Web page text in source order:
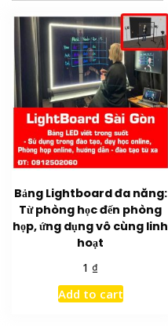
Bảng Lightboard đa năng:
Từ phòng học đến phòng
họp, ứng dụng vô cùng linh
hoạt
1 ₫
Add to cart